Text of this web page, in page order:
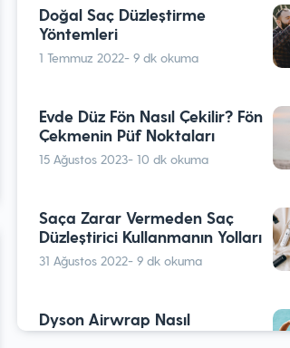
Doğal Saç Düzleştirme
Yöntemleri
1 Temmuz 2022- 9 dk okuma
Evde Düz Fön Nasıl Çekilir? Fön
Çekmenin Püf Noktaları
15 Ağustos 2023- 10 dk okuma
Saça Zarar Vermeden Saç
Düzleştirici Kullanmanın Yolları
31 Ağustos 2022- 9 dk okuma
Dyson Airwrap Nasıl
Kullanılır? Nasıl Temizlenir?